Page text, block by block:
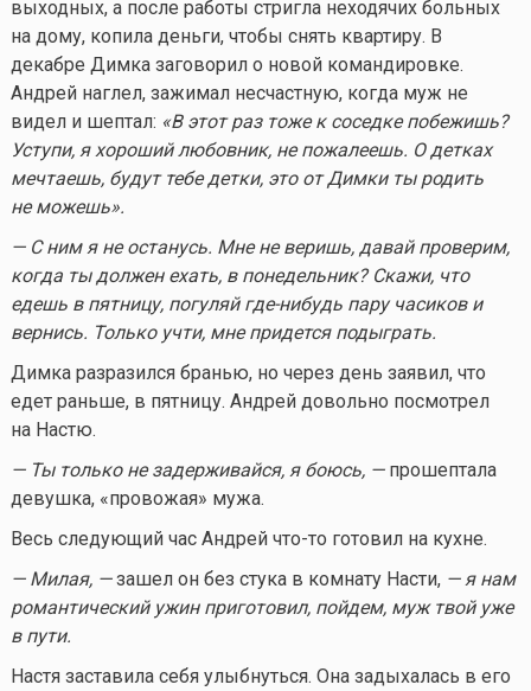
выходных, а после работы стригла неходячих больных
на дому, копила деньги, чтобы снять квартиру. В
декабре Димка заговорил о новой командировке.
Андрей наглел, зажимал несчастную, когда муж не
видел и шептал: «В этот раз тоже к соседке побежишь?
Уступи, я хороший любовник, не пожалеешь. О детках
мечтаешь, будут тебе детки, это от Димки ты родить
не можешь».
— С ним я не останусь. Мне не веришь, давай проверим,
когда ты должен ехать, в понедельник? Скажи, что
едешь в пятницу, погуляй где-нибудьпару часиков и
вернись. Только учти, мне придется подыграть.
Димка разразился бранью, но через день заявил, что
едет раньше, в пятницу. Андрей довольно посмотрел
на Настю.
— Ты только не задерживайся, я боюсь, —прошептала
девушка, «провожая» мужа.
Весь следующий час Андрей что-то готовил на кухне.
— Милая, —зашел он без стука в комнату Насти, — я нам
романтический ужин приготовил, пойдем, муж твой уже
в пути.
Настя заставила себя улыбнуться. Она задыхалась в его